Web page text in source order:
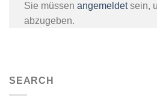
Sie müssen angemeldetsein,
abzugeben.
SEARCH